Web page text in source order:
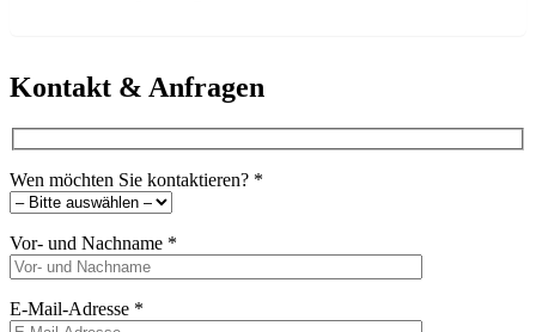
Kontakt & Anfragen
Wen möchten Sie kontaktieren? *
Vor- und Nachname *
E-Mail-Adresse *